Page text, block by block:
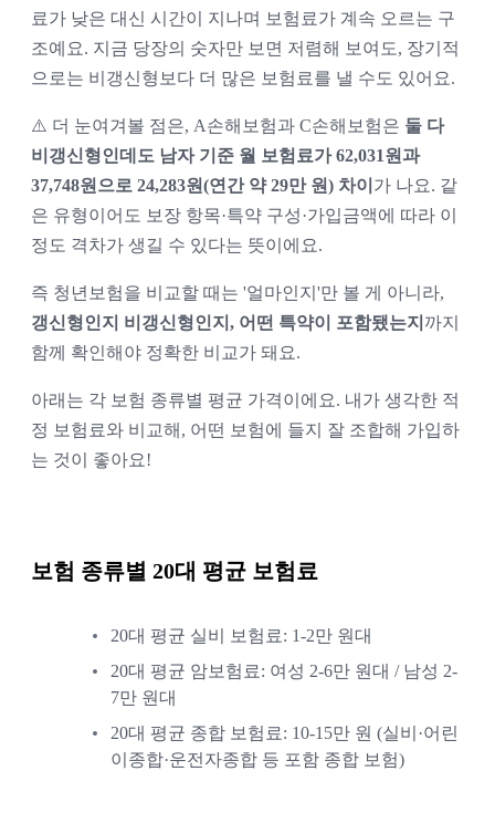
료가 낮은 대신 시간이 지나며 보험료가 계속 오르는 구
조예요. 지금 당장의 숫자만 보면 저렴해 보여도, 장기적
으로는 비갱신형보다 더 많은 보험료를 낼 수도 있어요.
⚠️ 더 눈여겨볼 점은, A손해보험과 C손해보험은 둘 다
비갱신형인데도 남자 기준 월 보험료가 62,031원과
37,748원으로 24,283원(연간 약 29만 원) 차이 가 나요. 같
은 유형이어도 보장 항목·특약 구성·가입금액에 따라 이
정도 격차가 생길 수 있다는 뜻이에요.
즉 청년보험을 비교할 때는 '얼마인지'만 볼 게 아니라,
갱신형인지 비갱신형인지, 어떤 특약이 포함됐는지 까지
함께 확인해야 정확한 비교가 돼요.
아래는 각 보험 종류별 평균 가격이에요. 내가 생각한 적
정 보험료와 비교해, 어떤 보험에 들지 잘 조합해 가입하
는 것이 좋아요!
보험 종류별 20대 평균 보험료
20대 평균 실비 보험료: 1-2만 원대
20대 평균 암보험료: 여성 2-6만 원대 / 남성 2-
7만 원대
20대 평균 종합 보험료: 10-15만 원 (실비·어린
이종합·운전자종합 등 포함 종합 보험)